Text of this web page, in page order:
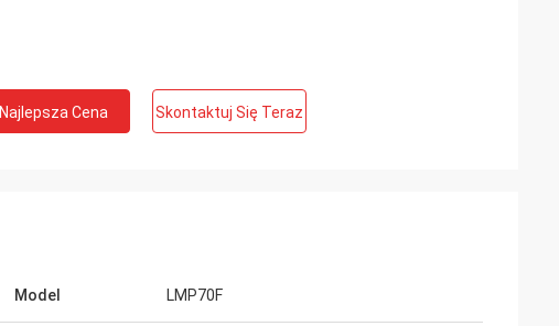
Najlepsza Cena Skontaktuj Się Teraz
Model LMP70F